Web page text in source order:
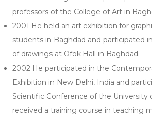
professors of the College of Art in
2001 He held an art exhibition for
students in Baghdad and participated
of drawings at Ofok Hall in Baghdad.
2002 He participated in the
Exhibition in New Delhi, India and
Scientific Conference of the University
received a training course in teaching